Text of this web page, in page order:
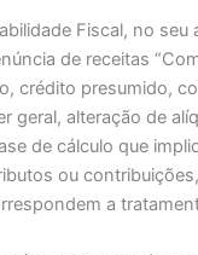
Fiscal, no seu
de receitas
crédito presumido,
geral, alteração de
de cálculo que
ou
a